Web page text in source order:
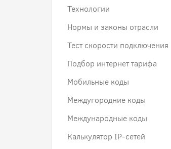
Технологии
Нормы и законы отрасли
Тест скорости подключения
Подбор интернет тарифа
Мобильные коды
Междугородние коды
Международные коды
Калькулятор IP-сетей